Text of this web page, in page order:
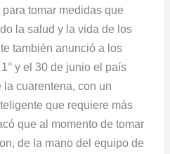
tomar medidas que
la salud y la vida de los
también anunció a los
y el 30 de junio el país
cuarentena, con un
que requiere más
que al momento de tomar
de la mano del equipo de